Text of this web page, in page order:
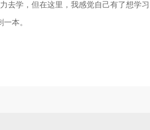
学，但在这里，我感觉自己有了想学习
本。